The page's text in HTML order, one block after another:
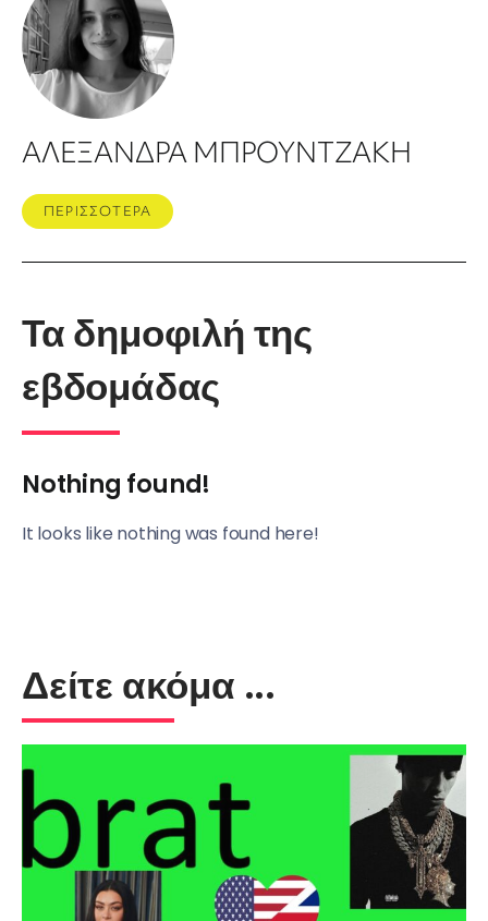
ΑΛΕΞΑΝΔΡΑ ΜΠΡΟΥΝΤΖΑΚΗ
ΠΕΡΙΣΣΟΤΕΡΑ
Τα δημοφιλή της
εβδομάδας
Nothing found!
It looks like nothing was found here!
Δείτε ακόμα ...